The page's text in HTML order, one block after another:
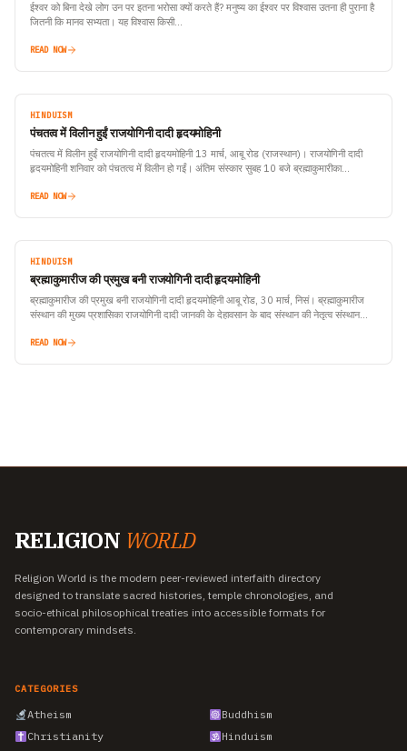
ईश्वर को बिना देखे लोग उन पर इतना भरोसा क्यों करते हैं? मनुष्य का ईश्वर पर विश्वास उतना ही पुराना है
जितनी कि मानव सभ्यता। यह विश्वास किसी…
READ NOW
HINDUISM
पंचतत्व में विलीन हुईं राजयोगिनी दादी हृदयमोहिनी
पंचतत्व में विलीन हुईं राजयोगिनी दादी हृदयमोहिनी 13 मार्च, आबू रोड (राजस्थान)। राजयोगिनी दादी
हृदयमोहिनी शनिवार को पंचतत्व में विलीन हो गईं। अंतिम संस्कार सुबह 10 बजे ब्रह्माकुमारीका…
READ NOW
HINDUISM
ब्रह्माकुमारीज की प्रमुख बनी राजयोगिनी दादी हृदयमोहिनी
ब्रह्माकुमारीज की प्रमुख बनी राजयोगिनी दादी हृदयमोहिनी आबू रोड, 30 मार्च, निसं। ब्रह्माकुमारीज
संस्थान की मुख्य प्रशासिका राजयोगिनी दादी जानकी के देहावसान के बाद संस्थान की नेतृत्व संस्थान…
READ NOW
RELIGION WORLD
Religion World is the modern peer-reviewed interfaith directory
designed to translate sacred histories, temple chronologies, and
socio-ethical philosophical treaties into accessible formats for
contemporary mindsets.
CATEGORIES
Atheism
Buddhism
Christianity
Hinduism